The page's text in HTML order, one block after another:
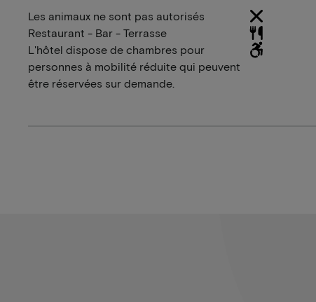
Les animaux ne sont pas autorisés
Restaurant - Bar - Terrasse
L'hôtel dispose de chambres pour
personnes à mobilité réduite qui peuvent
être réservées sur demande.